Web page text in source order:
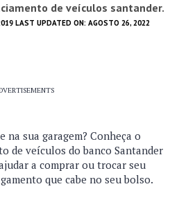
de veículos santander.
LAST UPDATED ON: AGOSTO 26, 2022
na sua garagem? Conheça o
de veículos do banco Santander
a comprar ou trocar seu
que cabe no seu bolso.